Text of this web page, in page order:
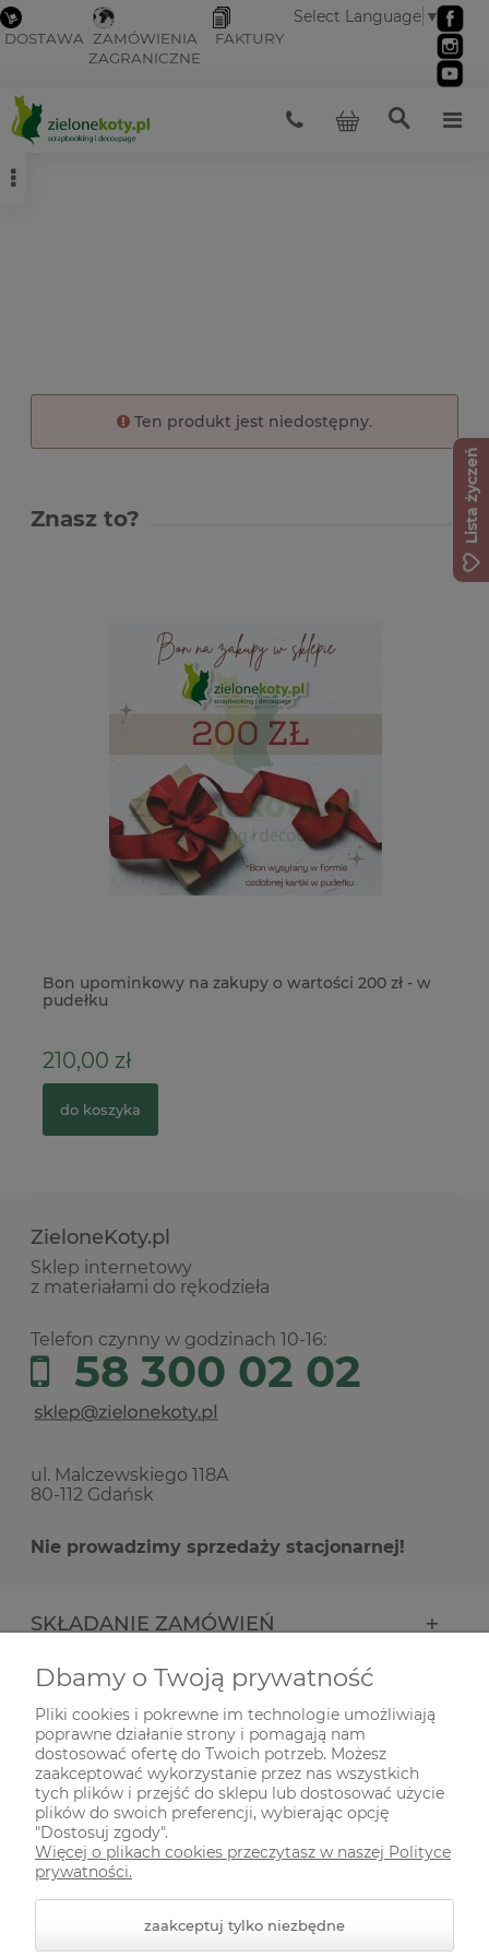
DOSTAWA ZAMÓWIENIA
ZAGRANICZNE
FAKTURY
Select Language ▼
Ten produkt jest niedostępny.
Znasz to?
Bon upominkowy na zakupy o wartości 200 zł - w
pudełku
210,00 zł
do koszyka
ZieloneKoty.pl
Sklep internetowy
z materiałami do rękodzieła
Telefon czynny w godzinach 10-16:
58 300 02 02
ul. Malczewskiego 118A
80-112 Gdańsk
Nie prowadzimy sprzedaży stacjonarnej!
SKŁADANIE ZAMÓWIEŃ
INFORMACJE
ODWIEDŹ NAS NA
Dbamy o Twoją prywatność
Pliki cookies i pokrewne im technologie umożliwiają
poprawne działanie strony i pomagają nam
dostosować ofertę do Twoich potrzeb. Możesz
zaakceptować wykorzystanie przez nas wszystkich
tych plików i przejść do sklepu lub dostosować użycie
plików do swoich preferencji, wybierając opcję
"Dostosuj zgody".
Więcej o plikach cookies przeczytasz w naszej Polityce
prywatności.
zaakceptuj tylko niezbędne
Lista życzeń